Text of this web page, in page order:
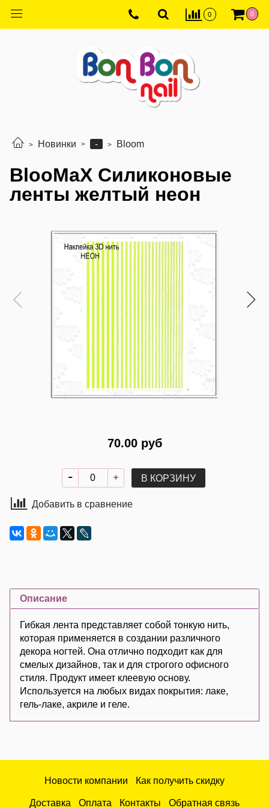
0 0
Новинки - Bloom
BlooMaX Силиконовые
ленты желтый неон
70.00 руб
В КОРЗИНУ
Добавить в сравнение
Описание
Гибкая лента представляет собой тонкую нить,
которая применяется в создании различного
декора ногтей. Она отлично подходит как для
смелых дизайнов, так и для строгого офисного
стиля. Продукт имеет клеевую основу.
Используется на любых видах покрытия: лаке,
гель-лаке, акриле и геле.
Новости компании Как получить скидку
Доставка Оплата Контакты Обратная связь